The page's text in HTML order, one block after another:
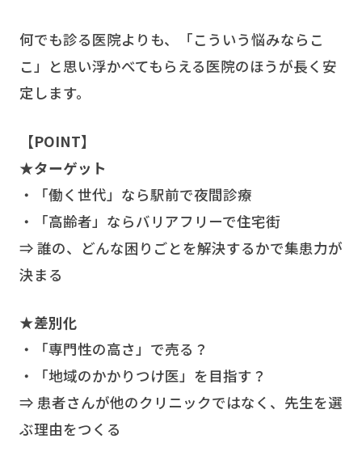
何でも診る医院よりも、「こういう悩みならこ
こ」と思い浮かべてもらえる医院のほうが長く安
定します。
【POINT】
★ターゲット
・「働く世代」なら駅前で夜間診療
・「高齢者」ならバリアフリーで住宅街
⇒ 誰の、どんな困りごとを解決するかで集患力が
決まる
★差別化
・「専門性の高さ」で売る？
・「地域のかかりつけ医」を目指す？
⇒ 患者さんが他のクリニックではなく、先生を選
ぶ理由をつくる